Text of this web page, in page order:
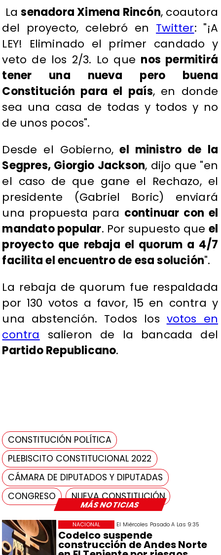
MÁS NOTICIAS
El Miércoles Pasado A Las 9:35
Codelco suspende
construcción de Andes Norte
NACIONAL
Lasenadora Ximena Rincón, coautora
del proyecto, celebró en Twitter: "¡A
LEY! Eliminado el primer candado y
veto de los 2/3. Lo que nos permitirá
tener una nueva pero buena
Constitución para el país, en donde
sea una casa de todas y todos y no
de unos pocos".
Desde el Gobierno, el ministro de la
Segpres, Giorgio Jackson, dijo que "en
el caso de que gane el Rechazo, el
presidente (Gabriel Boric) enviará
una propuesta para continuar con el
mandato popular. Por supuesto que el
proyecto que rebaja el quorum a 4/7
facilita el encuentro de esa solución".
La rebaja de quorum fue respaldada
por 130 votos a favor, 15 en contra y
una abstención. Todos los votos en
contra salieron de la bancada del
Partido Republicano.
CONSTITUCIÓN POLÍTICA
PLEBISCITO CONSTITUCIONAL 2022
CÁMARA DE DIPUTADOS Y DIPUTADAS
CONGRESO
NUEVA CONSTITUCIÓN